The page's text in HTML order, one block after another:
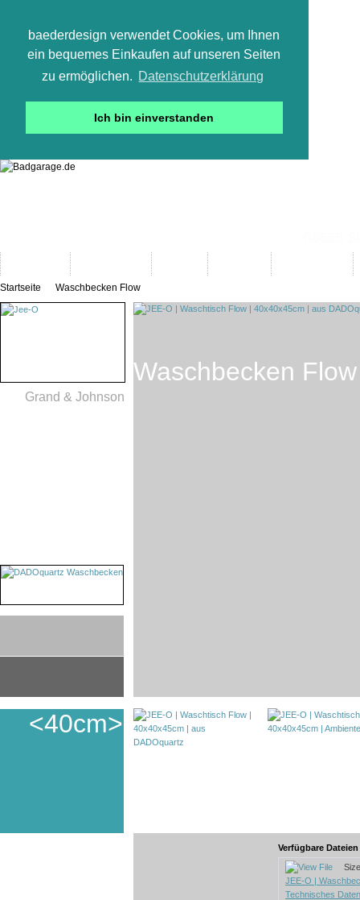
baederdesign verwendet Cookies, um Ihnen
ein bequemes Einkaufen auf unseren Seiten
zu ermöglichen. Datenschutzerklärung
Ich bin einverstanden
Startseite Waschbecken Flow
Grand & Johnson
<40cm>
Waschbecken Flow
Verfügbare
JEE-O |
Technisches